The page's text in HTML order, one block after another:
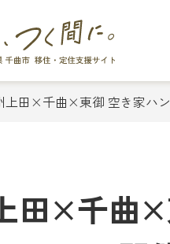
上田×千曲×東御 空き家ハン
田×千曲×